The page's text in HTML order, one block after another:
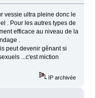
vessie ultra pleine donc le
. Pour les autres types de
efficace au niveau de la
.
peut devenir gênant si
...c'est miction
IP archivée